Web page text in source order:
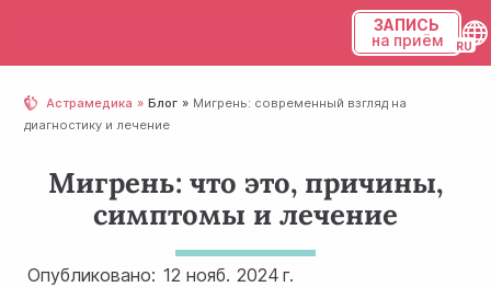
ЗАПИСЬ
на приём
Астрамедика Блог
Мигрень: современный взгляд на
диагностику и лечение
Мигрень: что это, причины,
симптомы и лечение
Опубликовано: 12 нояб. 2024 г.